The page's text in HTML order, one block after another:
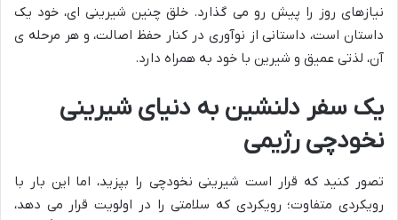
نیازهای روز را پیش رو می گذارد. خلق چنین شیرینی ای، خود یک
داستان است، داستانی از نوآوری در کنار حفظ اصالت، و هر مرحله ی
آن، لذتی عمیق و شیرین با خود به همراه دارد.
یک سفر دلنشین به دنیای شیرینی
نخودچی رژیمی
تصور کنید که قرار است شیرینی نخودچی را بپزید، اما این بار با
رویکردی متفاوت؛ رویکردی که سلامتی را در اولویت قرار می دهد،